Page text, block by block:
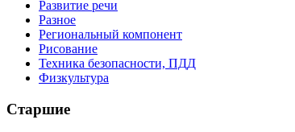
Развитие речи
Разное
Региональный компонент
Рисование
Техника безопасности, ПДД
Физкультура
Старшие